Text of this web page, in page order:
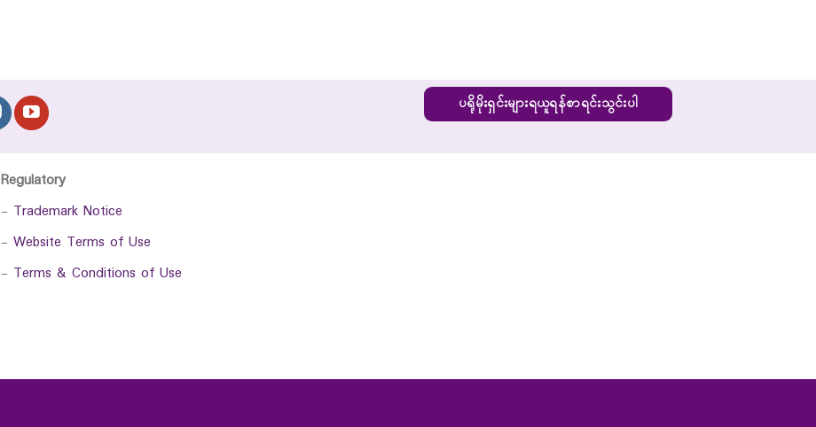
ပရိုမိုးရှင်းများရယူရန်စာရင်းသွင်းပါ
Regulatory
- Trademark Notice
- Website Terms of Use
- Terms & Conditions of Use